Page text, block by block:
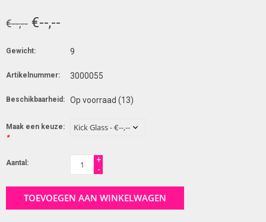
€--,-- €--,--
Gewicht: 9
Artikelnummer: 3000055
Beschikbaarheid: Op voorraad (13)
Maak een keuze:
*
Aantal:
+
-
TOEVOEGEN AAN WINKELWAGEN